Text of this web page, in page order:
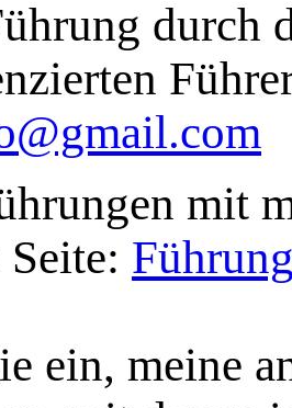
durch
mit
ein, meine